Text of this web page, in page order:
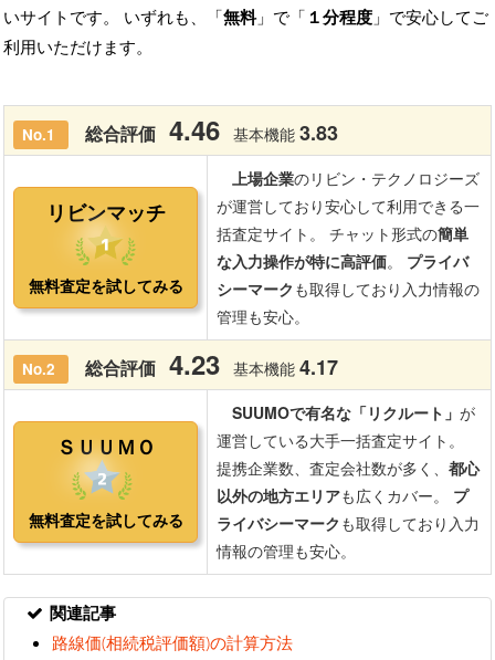
いサイトです。 いずれも、「無料」で「 １分程度 」で安心してご
利用いただけます。
関連記事
路線価(相続税評価額)の計算方法